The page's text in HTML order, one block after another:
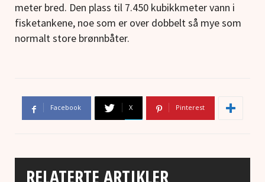
meter bred. Den plass til 7.450 kubikkmeter vann i
fisketankene, noe som er over dobbelt så mye som
normalt store brønnbåter.
Facebook X Pinterest